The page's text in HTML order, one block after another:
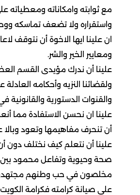
مع ثوابته وامكاناته ومعطياته
واستقراره ولا تضعف تماسكه
ان علينا ايها الاخوة أن نتوقف
ومعايير الخير والشر.
علينا أن ندرك مؤيدى القسم
ولقضائنا النزيه وأحكامه
والقنوات الدستورية والقانونية
علينا ان نحسن الاستفادة مما
أن تنحرف مفاهيمها وتعود وبالا
علينا أن نتعلم كيف نختلف دون
صحة وحيوية وتفاعل محمود بين
مخلصون في حب وطنهم
على صيانة كرامته فكرامة